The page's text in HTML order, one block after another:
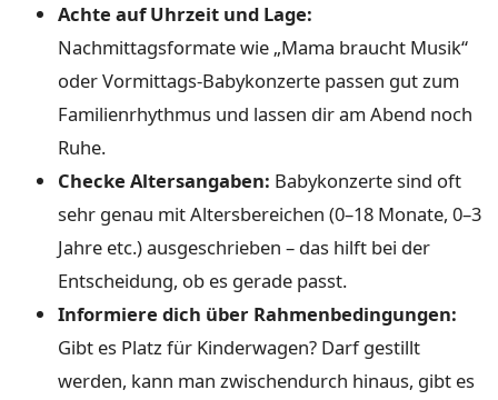
Achte auf Uhrzeit und Lage:
Nachmittagsformate wie „Mama braucht Musik“
oder Vormittags-Babykonzerte passen gut zum
Familienrhythmus und lassen dir am Abend noch
Ruhe.
Checke Altersangaben: Babykonzerte sind oft
sehr genau mit Altersbereichen (0–18 Monate, 0–3
Jahre etc.) ausgeschrieben – das hilft bei der
Entscheidung, ob es gerade passt.
Informiere dich über Rahmenbedingungen:
Gibt es Platz für Kinderwagen? Darf gestillt
werden, kann man zwischendurch hinaus, gibt es